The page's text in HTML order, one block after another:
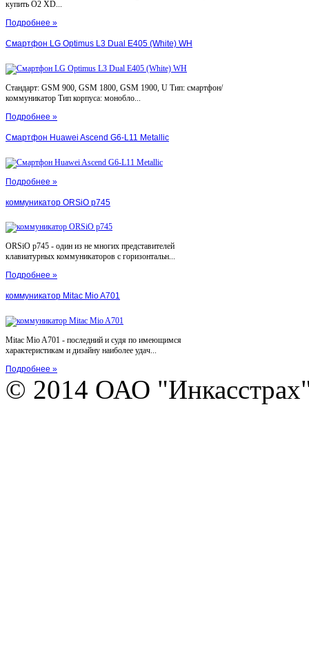
купить O2 XD...
Подробнее »
Смартфон LG Optimus L3 Dual E405 (White) WH
Стандарт: GSM 900, GSM 1800, GSM 1900, U Тип: смартфон/
коммуникатор Тип корпуса: монобло...
Подробнее »
Смартфон Huawei Ascend G6-L11 Metallic
Подробнее »
коммуникатор ORSiO p745
ORSiO p745 - один из не многих представителей
клавиатурных коммуникаторов с горизонтальн...
Подробнее »
коммуникатор Mitac Mio A701
Mitac Mio A701 - последний и судя по имеющимся
характеристикам и дизайну наиболее удач...
Подробнее »
© 2014 ОАО